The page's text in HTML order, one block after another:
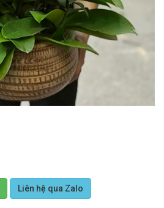
Liên hệ qua Zalo